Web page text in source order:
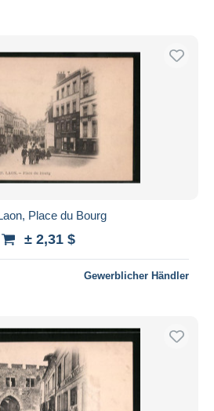
Place du Bourg
± 2,31 $
Gewerblicher Händler